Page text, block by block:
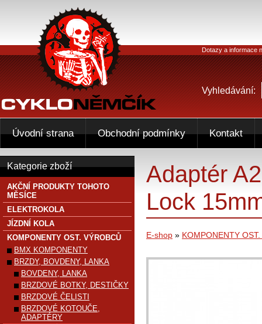
Adaptér
Lock
E-shop » KOMPONENTY
Kategorie zboží
AKČNÍ PRODUKTY TOHOTO
MĚSÍCE
ELEKTROKOLA
JÍZDNÍ KOLA
KOMPONENTY OST. VÝROBCŮ
BMX KOMPONENTY
BRZDY, BOVDENY, LANKA
BOVDENY, LANKA
BRZDOVÉ BOTKY, DESTIČKY
BRZDOVÉ ČELISTI
BRZDOVÉ KOTOUČE,
ADAPTÉRY
Dotazy a informace
Vyhledávání:
Úvodní strana Obchodní podmínky Kontakt